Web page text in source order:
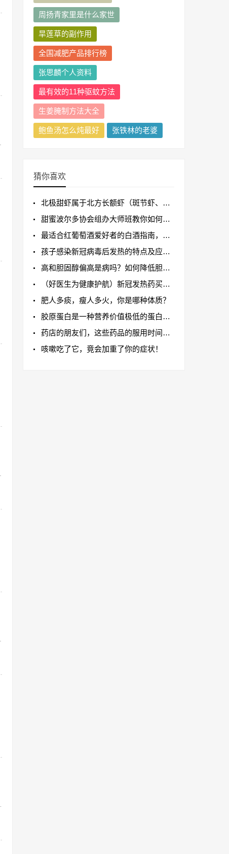
周扬青家里是什么家世
旱莲草的副作用
全国减肥产品排行榜
张思麟个人资料
最有效的11种驱蚊方法
生姜腌制方法大全
鲍鱼汤怎么炖最好 张铁林的老婆
猜你喜欢
北极甜虾属于北方长额虾（斑节虾、雪蟹、龙虾）
甜蜜波尔多协会组办大师班教你如何酿制甜白葡萄酒
最适合红葡萄酒爱好者的白酒指南，你知道吗？
孩子感染新冠病毒后发热的特点及应对方法
高和胆固醇偏高是病吗？如何降低胆固醇？看这里
（好医生为健康护航）新冠发热药买不来怎么办？
肥人多痰，瘦人多火，你是哪种体质？
胶原蛋白是一种营养价值极低的蛋白质！
药店的朋友们，这些药品的服用时间你知道吗？
咳嗽吃了它，竟会加重了你的症状！